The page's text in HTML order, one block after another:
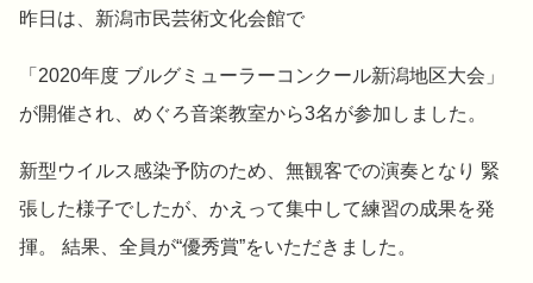
昨日は、新潟市民芸術文化会館で
「2020年度 ブルグミューラーコンクール新潟地区大会」
が開催され、めぐろ音楽教室から3名が参加しました。
新型ウイルス感染予防のため、無観客での演奏となり 緊
張した様子でしたが、かえって集中して練習の成果を発
揮。 結果、全員が“優秀賞”をいただきました。